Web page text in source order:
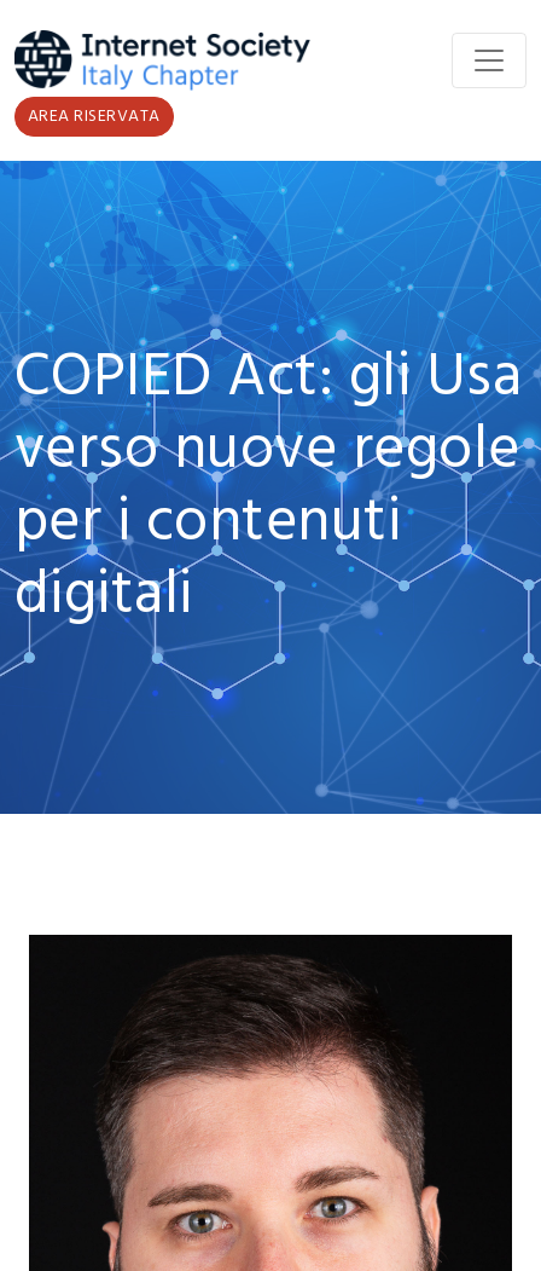
AREA RISERVATA
COPIED Act: gli Usa
verso nuove regole
per i contenuti
digitali